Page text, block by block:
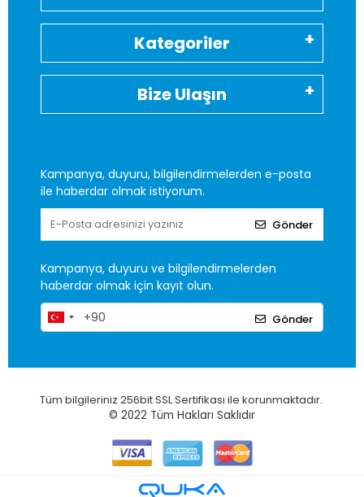
Kategoriler
Bize Ulaşın
Kampanya, duyuru, bilgilendirmelerden e-posta
ile haberdar olmak istiyorum.
Gönder
Kampanya, duyuru ve bilgilendirmelerden
haberdar olmak için kayıt olun.
Gönder
Tüm bilgileriniz 256bit SSL Sertifikası ile korunmaktadır.
© 2022 Tüm Hakları Saklıdır